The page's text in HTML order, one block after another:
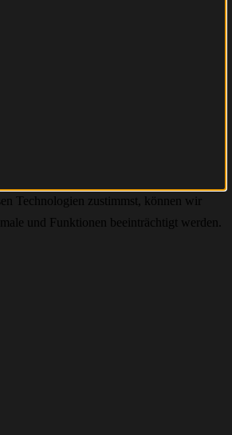
Technologien zustimmst, können wir
und Funktionen beeinträchtigt werden.